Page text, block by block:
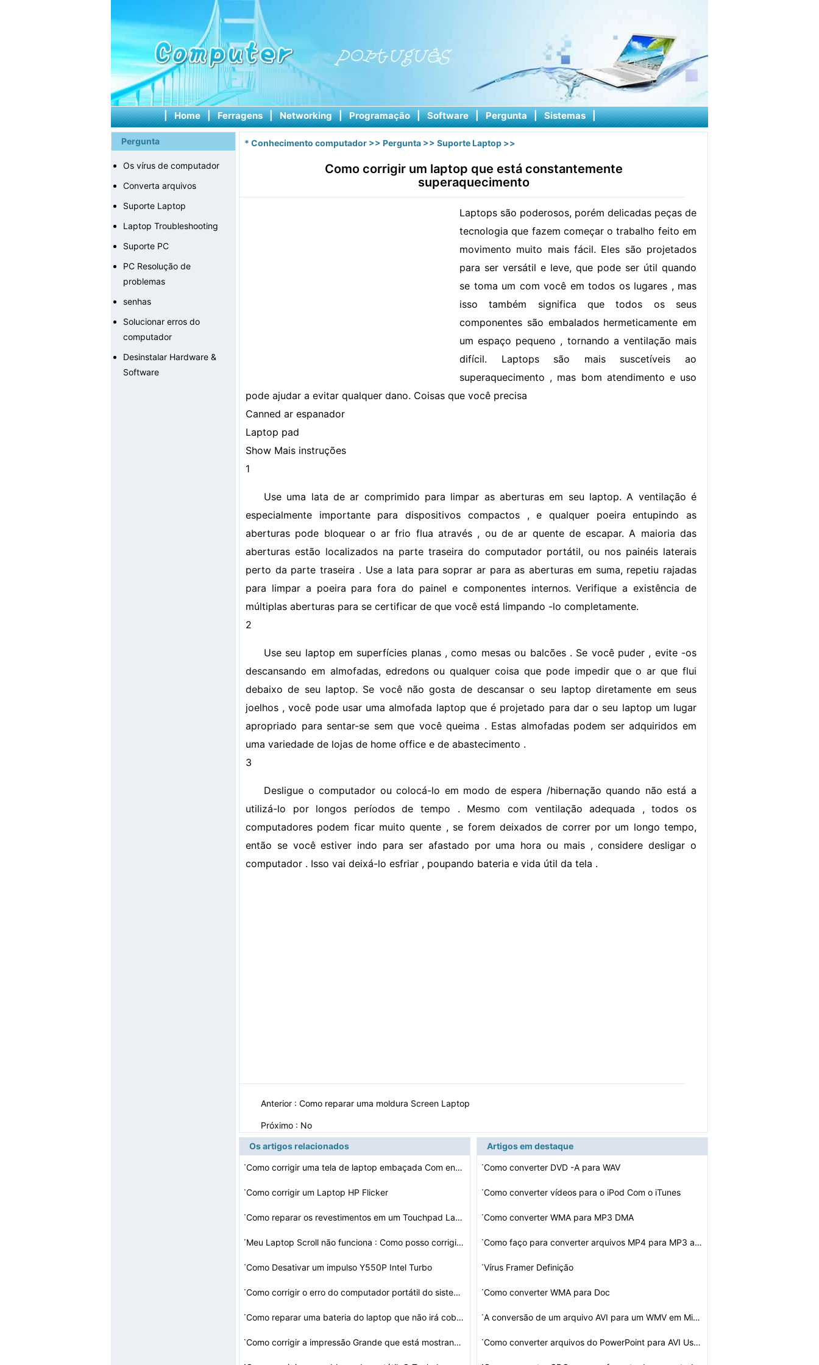
| Home | Ferragens | Networking | Programação | Software | Pergunta | Sistemas |
Pergunta
Os vírus de computador
Converta arquivos
Suporte Laptop
Laptop Troubleshooting
Suporte PC
PC Resolução de
problemas
senhas
Solucionar erros do
computador
Desinstalar Hardware &
Software
* Conhecimento computador >> Pergunta >> Suporte Laptop >>
Como corrigir um laptop que está constantemente
superaquecimento
Laptops são poderosos, porém delicadas peças de
tecnologia que fazem começar o trabalho feito em
movimento muito mais fácil. Eles são projetados
para ser versátil e leve, que pode ser útil quando
se toma um com você em todos os lugares , mas
isso também significa que todos os seus
componentes são embalados hermeticamente em
um espaço pequeno , tornando a ventilação mais
difícil. Laptops são mais suscetíveis ao
superaquecimento , mas bom atendimento e uso
pode ajudar a evitar qualquer dano. Coisas que você precisa
Canned ar espanador
Laptop pad
Show Mais instruções
1
Use uma lata de ar comprimido para limpar as aberturas em seu laptop. A ventilação é
especialmente importante para dispositivos compactos , e qualquer poeira entupindo as
aberturas pode bloquear o ar frio flua através , ou de ar quente de escapar. A maioria das
aberturas estão localizados na parte traseira do computador portátil, ou nos painéis laterais
perto da parte traseira . Use a lata para soprar ar para as aberturas em suma, repetiu rajadas
para limpar a poeira para fora do painel e componentes internos. Verifique a existência de
múltiplas aberturas para se certificar de que você está limpando -lo completamente.
2
Use seu laptop em superfícies planas , como mesas ou balcões . Se você puder , evite -os
descansando em almofadas, edredons ou qualquer coisa que pode impedir que o ar que flui
debaixo de seu laptop. Se você não gosta de descansar o seu laptop diretamente em seus
joelhos , você pode usar uma almofada laptop que é projetado para dar o seu laptop um lugar
apropriado para sentar-se sem que você queima . Estas almofadas podem ser adquiridos em
uma variedade de lojas de home office e de abastecimento .
3
Desligue o computador ou colocá-lo em modo de espera /hibernação quando não está a
utilizá-lo por longos períodos de tempo . Mesmo com ventilação adequada , todos os
computadores podem ficar muito quente , se forem deixados de correr por um longo tempo,
então se você estiver indo para ser afastado por uma hora ou mais , considere desligar o
computador . Isso vai deixá-lo esfriar , poupando bateria e vida útil da tela .
Anterior : Como reparar uma moldura Screen Laptop
Próximo : No
Os artigos relacionados
·
Como corrigir uma tela de laptop embaçada Com encaixot…
·Como corrigir um Laptop HP Flicker
· Como reparar os revestimentos em um Touchpad Laptop
· Meu Laptop Scroll não funciona : Como posso corrigir i…
·Como Desativar um impulso Y550P Intel Turbo
· Como corrigir o erro do computador portátil do sistema…
· Como reparar uma bateria do laptop que não irá cobrar…
· Como corrigir a impressão Grande que está mostrando n…
Artigos em destaque
·Como converter DVD -A para WAV
·Como converter vídeos para o iPod Com o iTunes
·Como converter WMA para MP3 DMA
· Como faço para converter arquivos MP4 para MP3 arquivo…
·Vírus Framer Definição
·Como converter WMA para Doc
· A conversão de um arquivo AVI para um WMV em Microsoft…
· Como converter arquivos do PowerPoint para AVI Usando D…